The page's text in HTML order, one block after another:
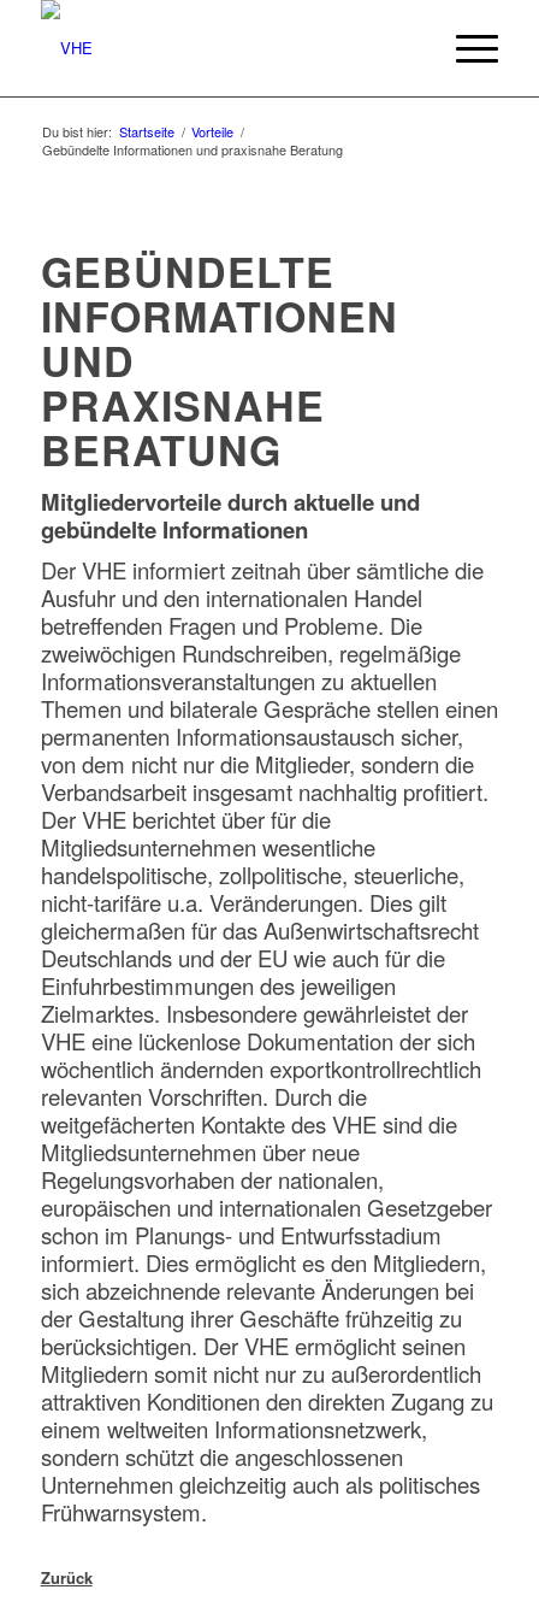
Du bist hier: Startseite / Vorteile /
Gebündelte Informationen und praxisnahe Beratung
GEBÜNDELTE
INFORMATIONEN
UND
PRAXISNAHE
BERATUNG
Mitgliedervorteile durch aktuelle und
gebündelte Informationen
Der VHE informiert zeitnah über sämtliche die
Ausfuhr und den internationalen Handel
betreffenden Fragen und Probleme. Die
zweiwöchigen Rundschreiben, regelmäßige
Informationsveranstaltungen zu aktuellen
Themen und bilaterale Gespräche stellen einen
permanenten Informationsaustausch sicher,
von dem nicht nur die Mitglieder, sondern die
Verbandsarbeit insgesamt nachhaltig profitiert.
Der VHE berichtet über für die
Mitgliedsunternehmen wesentliche
handelspolitische, zollpolitische, steuerliche,
nicht-tarifäre u.a. Veränderungen. Dies gilt
gleichermaßen für das Außenwirtschaftsrecht
Deutschlands und der EU wie auch für die
Einfuhrbestimmungen des jeweiligen
Zielmarktes. Insbesondere gewährleistet der
VHE eine lückenlose Dokumentation der sich
wöchentlich ändernden exportkontrollrechtlich
relevanten Vorschriften. Durch die
weitgefächerten Kontakte des VHE sind die
Mitgliedsunternehmen über neue
Regelungsvorhaben der nationalen,
europäischen und internationalen Gesetzgeber
schon im Planungs- und Entwurfsstadium
informiert. Dies ermöglicht es den Mitgliedern,
sich abzeichnende relevante Änderungen bei
der Gestaltung ihrer Geschäfte frühzeitig zu
berücksichtigen. Der VHE ermöglicht seinen
Mitgliedern somit nicht nur zu außerordentlich
attraktiven Konditionen den direkten Zugang zu
einem weltweiten Informationsnetzwerk,
sondern schützt die angeschlossenen
Unternehmen gleichzeitig auch als politisches
Frühwarnsystem.
Zurück